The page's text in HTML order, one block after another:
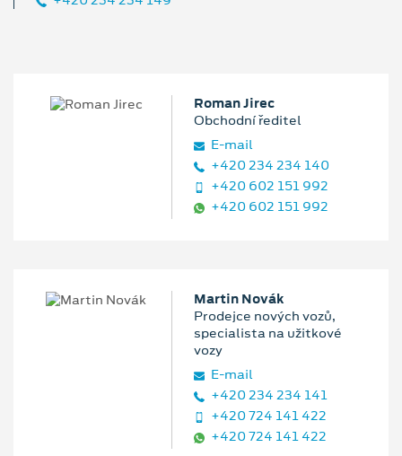
Roman Jirec
Obchodní ředitel
E‑mail
+420 234 234 140
+420 602 151 992
+420 602 151 992
Martin Novák
Prodejce nových vozů,
specialista na užitkové
vozy
E‑mail
+420 234 234 141
+420 724 141 422
+420 724 141 422